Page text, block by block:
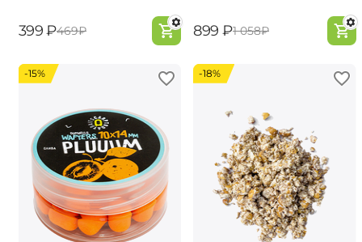
‍399‍ ₽‍469‍₽ ‍899‍ ₽‍1 058‍₽
-15% -18%